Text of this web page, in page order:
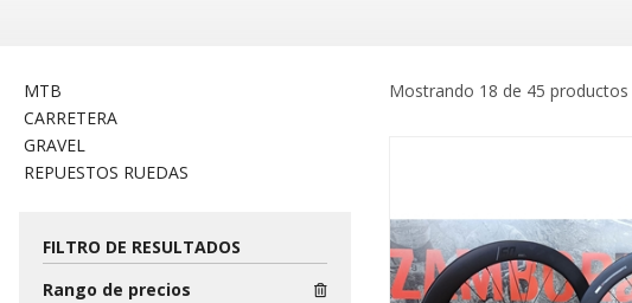
Mostrando 18 de 45 productos
MTB
CARRETERA
GRAVEL
REPUESTOS RUEDAS
FILTRO DE RESULTADOS
Rango de precios